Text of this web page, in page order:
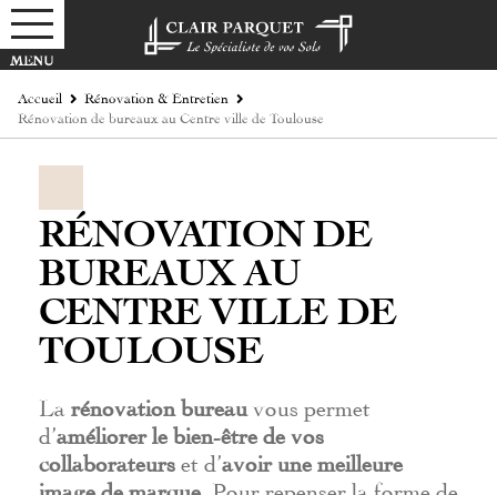
Accueil Rénovation & Entretien
Rénovation de bureaux au Centre ville de Toulouse
RÉNOVATION DE
BUREAUX AU
CENTRE VILLE DE
TOULOUSE
La rénovation bureau vous permet
d’ améliorer le bien-être de vos
collaborateurs et d’ avoir une meilleure
image de marque . Pour repenser la forme de